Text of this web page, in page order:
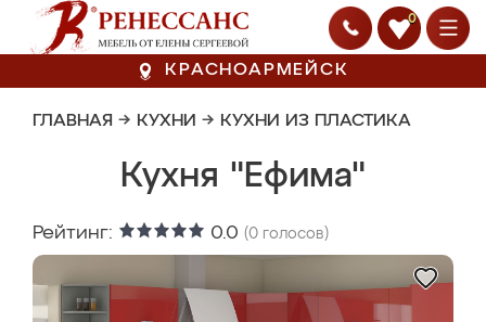
0
КРАСНОАРМЕЙСК
ГЛАВНАЯ → КУХНИ → КУХНИ ИЗ ПЛАСТИКА
Кухня "Ефима"
Рейтинг: 0.0 (0 голосов)